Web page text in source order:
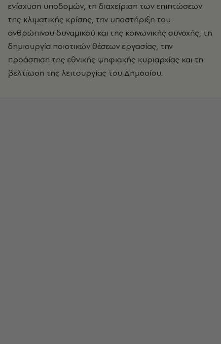
ενίσχυση υποδομών, τη διαχείριση των επιπτώσεων
της κλιματικής κρίσης, την υποστήριξη του
ανθρώπινου δυναμικού και της κοινωνικής συνοχής, τη
δημιουργία ποιοτικών θέσεων εργασίας, την
προάσπιση της εθνικής ψηφιακής κυριαρχίας και τη
βελτίωση της λειτουργίας του Δημοσίου.